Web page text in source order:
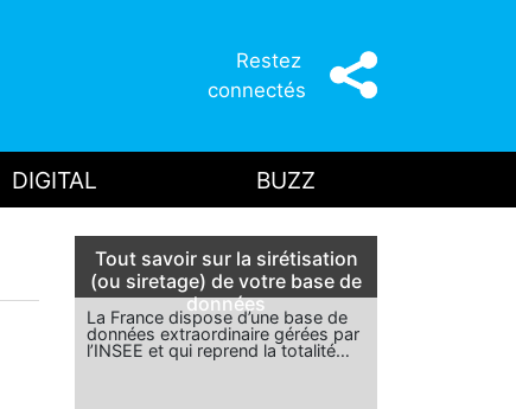
Restez
connectés
DIGITAL BUZZ
Tout savoir sur la sirétisation
(ou siretage) de votre base de
données
La France dispose d’une base de
données extraordinaire gérées par
l’INSEE et qui reprend la totalité…